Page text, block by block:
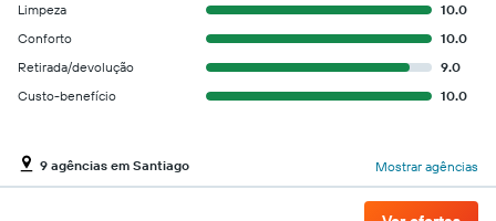
Limpeza
10.0
Conforto
10.0
Retirada/devolução
9.0
Custo-benefício
10.0
9 agências em Santiago Mostrar agências